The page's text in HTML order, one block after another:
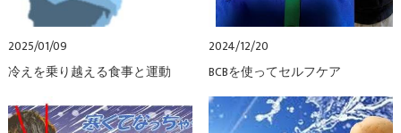
2025/01/09
冷えを乗り越える食事と運動
2024/12/20
BCBを使ってセルフケア